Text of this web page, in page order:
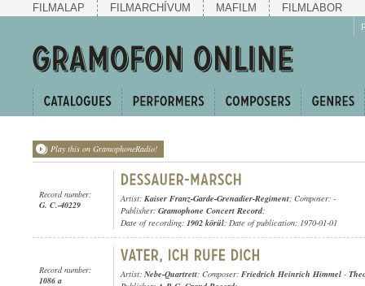
FILMALAP FILMARCHÍVUM MAFILM FILMLABOR
Play this on GramophoneRadio!
Record number:
G. C.-40229
Artist: Kaiser Franz-Garde-Grenadier-Regiment; Composer: -
Publisher: Gramophone Concert Record;
Date of recording: 1902 körül; Date of publication: 1970-01-01
Record number:
1086 a
Artist: Nebe-Quartrett; Composer: Friedrich Heinrich Himmel -